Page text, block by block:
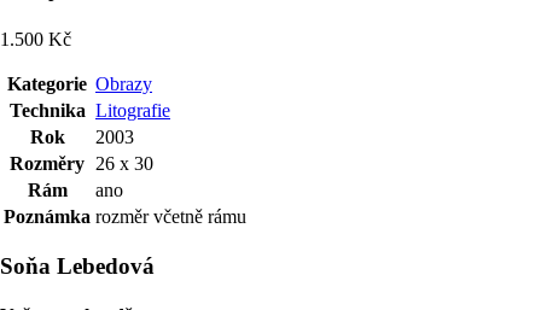
1.500 Kč
Kategorie Obrazy
Technika Litografie
Rok
2003
Rozměry 26 x 30
Rám
ano
Poznámka rozměr včetně rámu
Soňa Lebedová